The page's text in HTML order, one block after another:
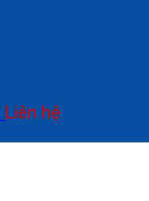
Liên hệ